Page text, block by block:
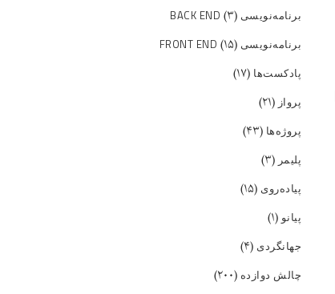
برنامه‌نویسی BACK END (۳)
برنامه‌نویسی FRONT END (۱۵)
پادکست‌ها (۱۷)
پرواز(۲۱)
پروژه‌ها (۴۳)
پلیمر(۳)
پیاده‌روی (۱۵)
پیانو(۱)
جهانگردی (۴)
چالش دوازده (۲۰۰)